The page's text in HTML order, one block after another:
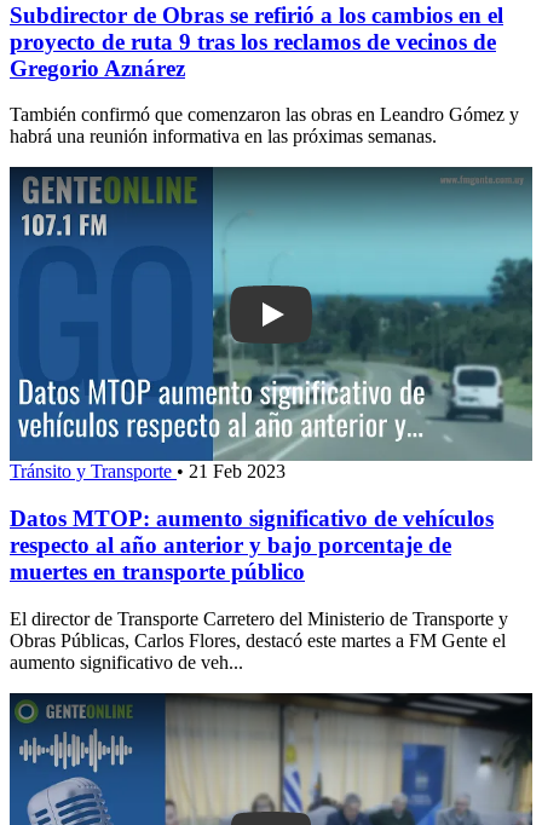
Subdirector de Obras se refirió a los cambios en el
proyecto de ruta 9 tras los reclamos de vecinos de
Gregorio Aznárez
También confirmó que comenzaron las obras en Leandro Gómez y
habrá una reunión informativa en las próximas semanas.
Play: Datos MTOP: aumento
Tránsito y Transporte • 21 Feb 2023
Datos MTOP: aumento significativo de vehículos
respecto al año anterior y bajo porcentaje de
muertes en transporte público
El director de Transporte Carretero del Ministerio de Transporte y
Obras Públicas, Carlos Flores, destacó este martes a FM Gente el
aumento significativo de veh...